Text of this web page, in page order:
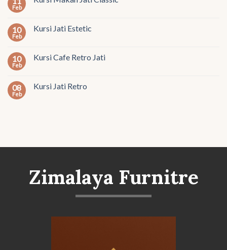
Feb
10
Feb
Kursi Jati Estetic
10
Feb
Kursi Cafe Retro Jati
08
Feb
Kursi Jati Retro
Zimalaya Furnitre